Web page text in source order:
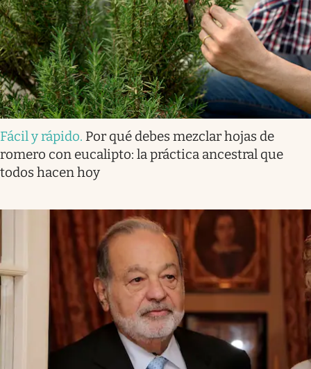
Fácil y rápido. Por qué debes mezclar hojas de
romero con eucalipto: la práctica ancestral que
todos hacen hoy